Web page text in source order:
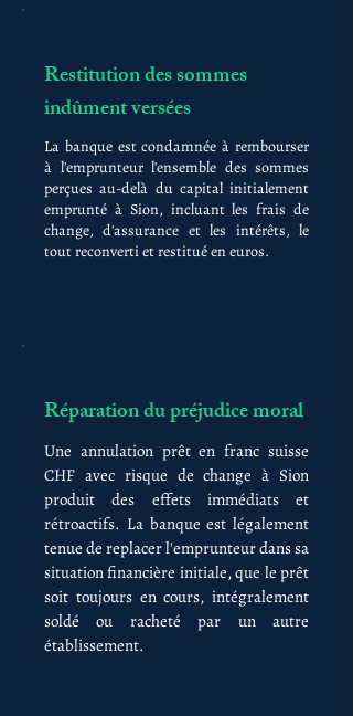
Restitution des sommes
indûment versées
La banque est condamnée à rembourser
à l'emprunteur l'ensemble des sommes
perçues au-delà du capital initialement
emprunté à Sion, incluant les frais de
change, d'assurance et les intérêts, le
tout reconverti et restitué en euros.
Réparation du préjudice moral
Une annulation prêt en franc suisse
CHF avec risque de change à Sion
produit des effets immédiats et
rétroactifs. La banque est légalement
tenue de replacer l'emprunteur dans sa
situation financière initiale, que le prêt
soit toujours en cours, intégralement
soldé ou racheté par un autre
établissement.